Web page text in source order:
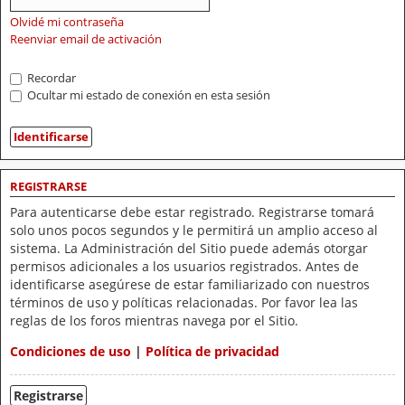
Olvidé mi contraseña
Reenviar email de activación
Recordar
Ocultar mi estado de conexión en esta sesión
REGISTRARSE
Para autenticarse debe estar registrado. Registrarse tomará
solo unos pocos segundos y le permitirá un amplio acceso al
sistema. La Administración del Sitio puede además otorgar
permisos adicionales a los usuarios registrados. Antes de
identificarse asegúrese de estar familiarizado con nuestros
términos de uso y políticas relacionadas. Por favor lea las
reglas de los foros mientras navega por el Sitio.
Condiciones de uso | Política de privacidad
Registrarse